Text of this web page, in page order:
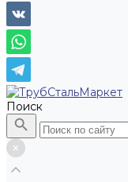
Поиск